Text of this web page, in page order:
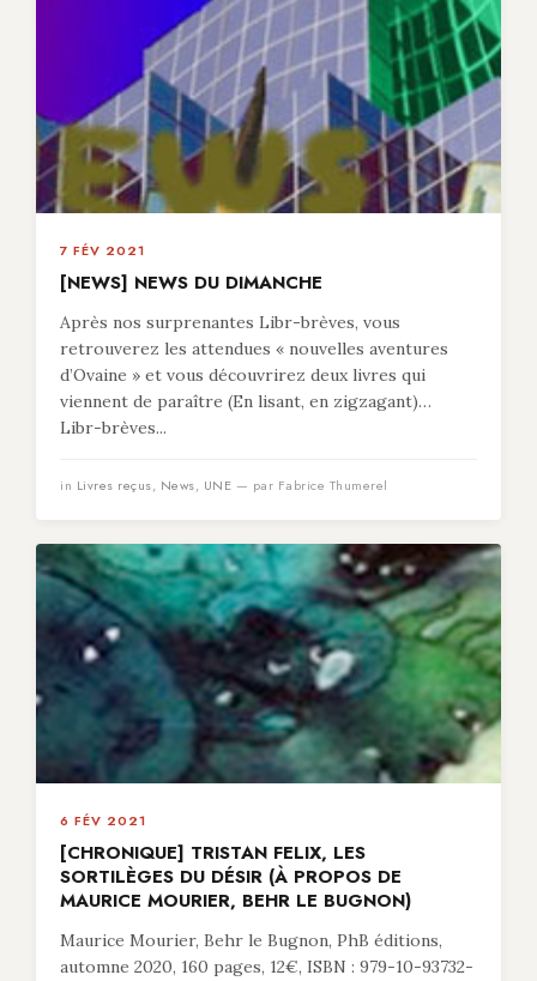
7 FÉV 2021
[NEWS] NEWS DU DIMANCHE
Après nos surprenantes Libr-brèves, vous
retrouverez les attendues « nouvelles aventures
d’Ovaine » et vous découvrirez deux livres qui
viennent de paraître (En lisant, en zigzagant)…
Libr-brèves...
in Livres reçus, News, UNE — par Fabrice Thumerel
6 FÉV 2021
[CHRONIQUE] TRISTAN FELIX, LES
SORTILÈGES DU DÉSIR (À PROPOS DE
MAURICE MOURIER, BEHR LE BUGNON)
Maurice Mourier, Behr le Bugnon, PhB éditions,
automne 2020, 160 pages, 12€, ISBN : 979-10-93732-